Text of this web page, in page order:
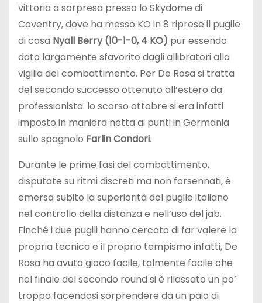
vittoria a sorpresa presso lo Skydome di
Coventry, dove ha messo KO in 8 riprese il pugile
di casa Nyall Berry (10-1-0, 4 KO) pur essendo
dato largamente sfavorito dagli allibratori alla
vigilia del combattimento. Per De Rosa si tratta
del secondo successo ottenuto all’estero da
professionista: lo scorso ottobre si era infatti
imposto in maniera netta ai punti in Germania
sullo spagnolo Farlin Condori.
Durante le prime fasi del combattimento,
disputate su ritmi discreti ma non forsennati, è
emersa subito la superiorità del pugile italiano
nel controllo della distanza e nell’uso del jab.
Finché i due pugili hanno cercato di far valere la
propria tecnica e il proprio tempismo infatti, De
Rosa ha avuto gioco facile, talmente facile che
nel finale del secondo round si è rilassato un po’
troppo facendosi sorprendere da un paio di